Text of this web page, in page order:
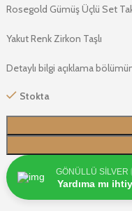
Rosegold Gümüş Üçlü Set
Yakut Renk Zirkon Taşlı
Detaylı bilgi açıklama
Stokta
GÖNÜLLÜ SİLVER
Yardıma mı